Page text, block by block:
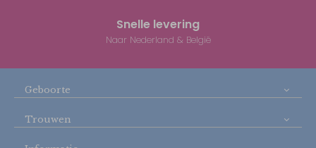
Snelle levering
Naar Nederland & België
Geboorte
Trouwen